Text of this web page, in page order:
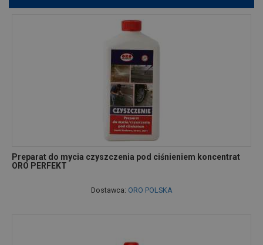
Preparat do mycia czyszczenia pod ciśnieniem koncentrat
ORO PERFEKT
Dostawca: ORO POLSKA